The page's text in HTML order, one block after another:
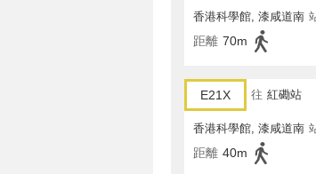
香港科學館, 漆咸道南
距離 70m
E21X 往 紅磡站
香港科學館, 漆咸道南
距離 40m